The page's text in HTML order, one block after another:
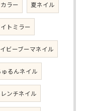
ラー 夏ネイル
トミラー
ビーブーマネイル
ゅるんネイル
ンチネイル